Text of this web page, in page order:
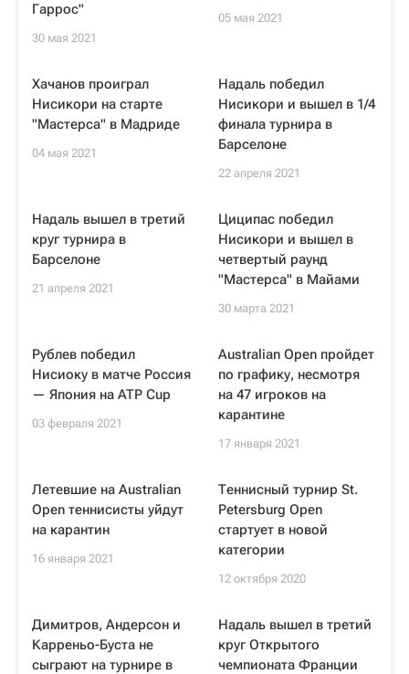
Гаррос"
30 мая 2021
05 мая 2021
Хачанов проиграл
Нисикори на старте
"Мастерса" в Мадриде
04 мая 2021
Надаль победил
Нисикори и вышел в 1/4
финала турнира в
Барселоне
22 апреля 2021
Надаль вышел в третий
круг турнира в
Барселоне
21 апреля 2021
Циципас победил
Нисикори и вышел в
четвертый раунд
"Мастерса" в Майами
30 марта 2021
Рублев победил
Нисиоку в матче Россия
— Япония на ATP Cup
03 февраля 2021
Australian Open пройдет
по графику, несмотря
на 47 игроков на
карантине
17 января 2021
Летевшие на Australian
Open теннисисты уйдут
на карантин
16 января 2021
Теннисный турнир St.
Petersburg Open
стартует в новой
категории
12 октября 2020
Димитров, Андерсон и
Карреньо-Буста не
сыграют на турнире в
Надаль вышел в третий
круг Открытого
чемпионата Франции